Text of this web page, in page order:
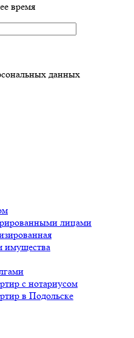
время
данных
лицами
имущества
с нотариусом
в Подольске